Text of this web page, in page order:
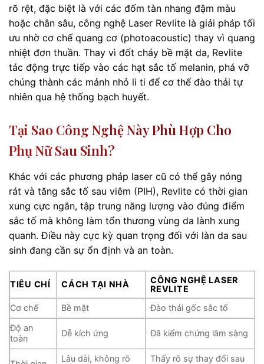
rõ rệt, đặc biệt là với các đốm tàn nhang đậm màu
hoặc chân sâu, công nghệ Laser Revlite là giải pháp tối
ưu nhờ cơ chế quang cơ (photoacoustic) thay vì quang
nhiệt đơn thuần. Thay vì đốt cháy bề mặt da, Revlite
tác động trực tiếp vào các hạt sắc tố melanin, phá vỡ
chúng thành các mảnh nhỏ li ti để cơ thể đào thải tự
nhiên qua hệ thống bạch huyết.
Tại Sao Công Nghệ Này Phù Hợp Cho
Phụ Nữ Sau Sinh?
Khác với các phương pháp laser cũ có thể gây nóng
rát và tăng sắc tố sau viêm (PIH), Revlite có thời gian
xung cực ngắn, tập trung năng lượng vào đúng điểm
sắc tố mà không làm tổn thương vùng da lành xung
quanh. Điều này cực kỳ quan trọng đối với làn da sau
sinh đang cần sự ổn định và an toàn.
TIÊU CHÍ CÁCH TẠI NHÀ
CÔNG NGHỆ LASER
REVLITE
Cơ chế
Bề mặt
Đào thải gốc sắc tố
Độ an
toàn
Dễ kích ứng Đã kiểm chứng lâm sàng
Lâu dài, không rõ
Thấy rõ sự thay đổi sau